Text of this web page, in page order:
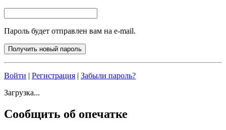
Пароль будет отправлен вам на e-mail.
Войти | Регистрация | Забыли пароль?
Загрузка...
Сообщить об опечатке